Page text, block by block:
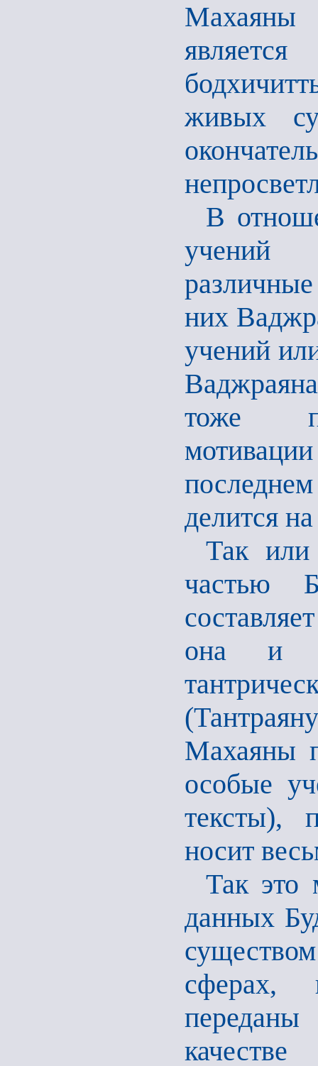
живых
В
учений
них
учений
тоже
делится
Так или
частью
она и
Махаяны
особые
тексты),
носит
Так это
данных
сферах,